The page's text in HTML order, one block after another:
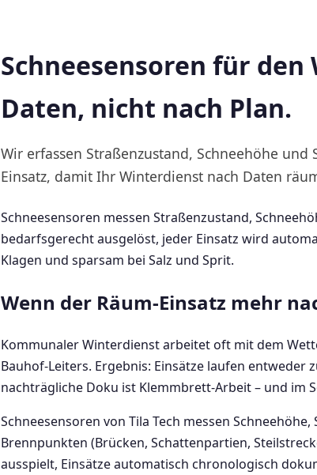
Schneesensoren für
Daten, nicht nach Plan.
Wir erfassen Straßenzustand, Schneehöhe
Einsatz, damit Ihr Winterdienst nach Daten
Schneesensoren messen Straßenzustand,
bedarfsgerecht ausgelöst, jeder Einsatz wird
Klagen und sparsam bei Salz und Sprit.
Wenn der Räum-Einsatz mehr
Kommunaler Winterdienst arbeitet oft mit dem
Bauhof-Leiters. Ergebnis: Einsätze laufen entweder
nachträgliche Doku ist Klemmbrett-Arbeit – und im
Schneesensoren von Tila Tech messen
Brennpunkten (Brücken, Schattenpartien,
ausspielt, Einsätze automatisch chronologisch